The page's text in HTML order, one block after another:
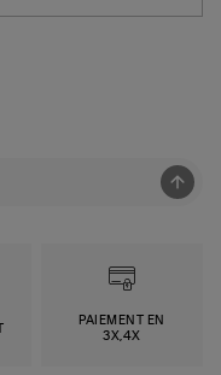
PAIEMENT EN
3X,4X